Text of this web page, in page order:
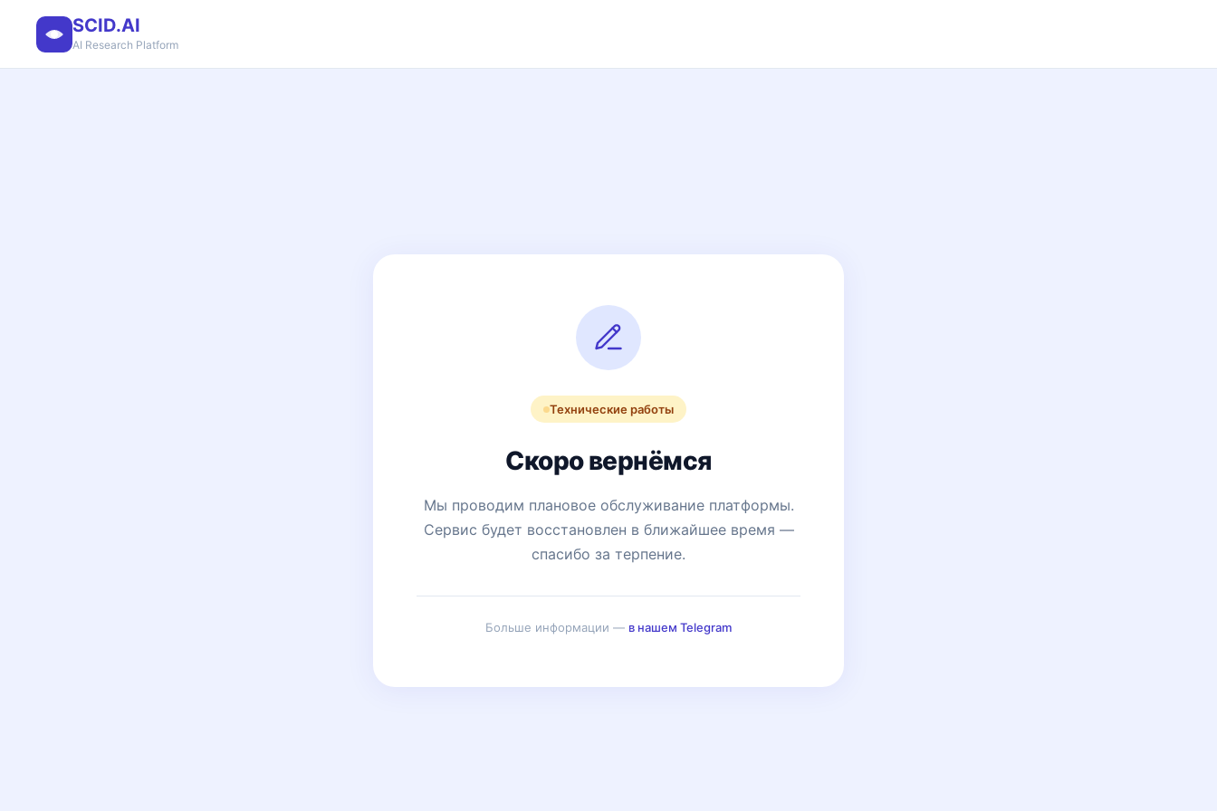
SCID.AI
AI Research Platform
Технические работы
Скоро вернёмся
Мы проводим плановое обслуживание платформы.
Сервис будет восстановлен в ближайшее время —
спасибо за терпение.
Больше информации — в нашем Telegram